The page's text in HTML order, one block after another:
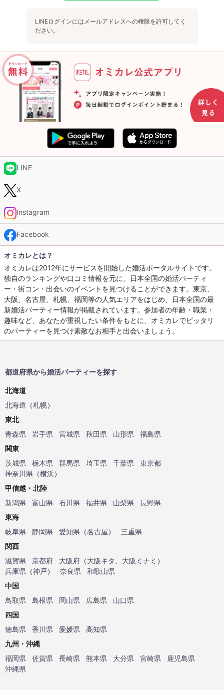
LINEログインにはメールアドレスへの権限を許可してく
ださい。
LINE
X
Instagram
Facebook
オミカレとは？
オミカレは2012年にサービスを開始した婚活ポータルサイトです。
独自のランキングや口コミ情報を元に、日本全国の婚活パーティ
ー・街コン・出会いのイベントを見つけることができます。東京、
大阪、名古屋、札幌、福岡等の人気エリアをはじめ、日本全国の最
新婚活パーティー情報が掲載されています。参加者の年齢・職業・
趣味など、あなたが重視したい条件をもとに、オミカレでピッタリ
のパーティーを見つけ素敵なお相手と出会いましょう。
都道府県から婚活パーティーを探す
北海道
北海道 （札幌）
東北
青森県
岩手県 宮城県 秋田県 山形県
福島県
関東
茨城県
栃木県 群馬県 埼玉県 千葉県
東京都
神奈川県 （横浜）
甲信越・北陸
新潟県
富山県 石川県 福井県 山梨県
長野県
東海
岐阜県
静岡県 愛知県 （名古屋）
三重県
関西
滋賀県
京都府 大阪府 （大阪キタ 大阪ミナミ ）
兵庫県 （神戸） 奈良県
和歌山県
中国
鳥取県
島根県 岡山県 広島県
山口県
四国
徳島県
香川県 愛媛県
高知県
九州・沖縄
福岡県
佐賀県 長崎県 熊本県 大分県 宮崎県
鹿児島県
沖縄県